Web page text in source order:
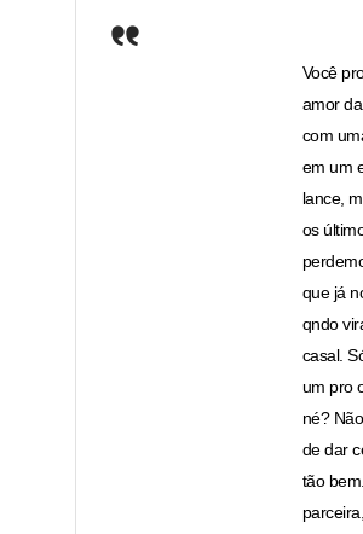
Você
amor
com
em um
lance,
os
que já
qndo
casal.
um pro
né?
de dar
tão